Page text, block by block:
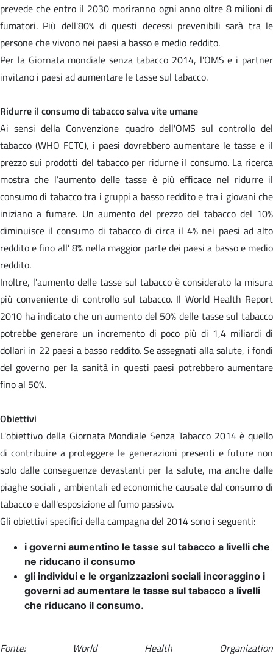
prevede che entro il 2030 moriranno ogni anno oltre 8 milioni di
fumatori. Più dell'80% di questi decessi prevenibili sarà tra le
persone che vivono nei paesi a basso e medio reddito.
Per la Giornata mondiale senza tabacco 2014, l'OMS e i partner
invitano i paesi ad aumentare le tasse sul tabacco.
Ridurre il consumo di tabacco salva vite umane
Ai sensi della Convenzione quadro dell'OMS sul controllo del
tabacco (WHO FCTC), i paesi dovrebbero aumentare le tasse e il
prezzo sui prodotti del tabacco per ridurne il consumo. La ricerca
mostra che l’aumento delle tasse è più efficace nel ridurre il
consumo di tabacco tra i gruppi a basso reddito e tra i giovani che
iniziano a fumare. Un aumento del prezzo del tabacco del 10%
diminuisce il consumo di tabacco di circa il 4% nei paesi ad alto
reddito e fino all’ 8% nella maggior parte dei paesi a basso e medio
reddito.
Inoltre, l'aumento delle tasse sul tabacco è considerato la misura
più conveniente di controllo sul tabacco. Il World Health Report
2010 ha indicato che un aumento del 50% delle tasse sul tabacco
potrebbe generare un incremento di poco più di 1,4 miliardi di
dollari in 22 paesi a basso reddito. Se assegnati alla salute, i fondi
del governo per la sanità in questi paesi potrebbero aumentare
fino al 50%.
Obiettivi
L'obiettivo della Giornata Mondiale Senza Tabacco 2014 è quello
di contribuire a proteggere le generazioni presenti e future non
solo dalle conseguenze devastanti per la salute, ma anche dalle
piaghe sociali , ambientali ed economiche causate dal consumo di
tabacco e dall'esposizione al fumo passivo.
Gli obiettivi specifici della campagna del 2014 sono i seguenti:
i governi aumentino le tasse sul tabacco a livelli che
ne riducano il consumo
gli individui e le organizzazioni sociali incoraggino i
governi ad aumentare le tasse sul tabacco a livelli
che riducano il consumo.
Fonte: World Health Organization